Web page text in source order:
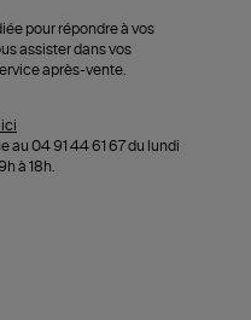
pour répondre à vos
assister dans vos
après-vente.
au 04 91 44 61 67 du lundi
à 18h.